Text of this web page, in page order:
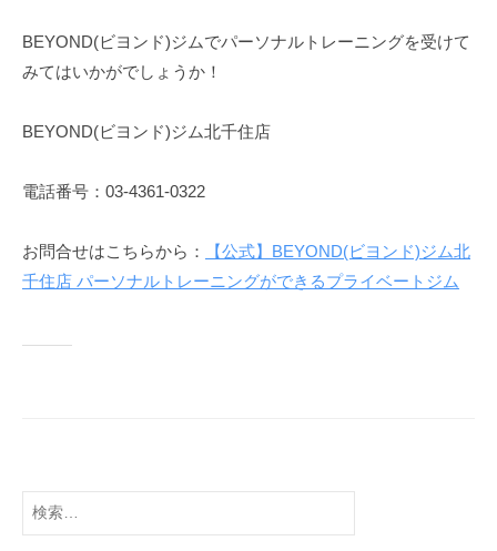
BEYOND(ビヨンド)ジムでパーソナルトレーニングを受けて
みてはいかがでしょうか！
BEYOND(ビヨンド)ジム北千住店
電話番号：03-4361-0322
お問合せはこちらから：
【公式】BEYOND(ビヨンド)ジム北
千住店 パーソナルトレーニングができるプライベートジム
検